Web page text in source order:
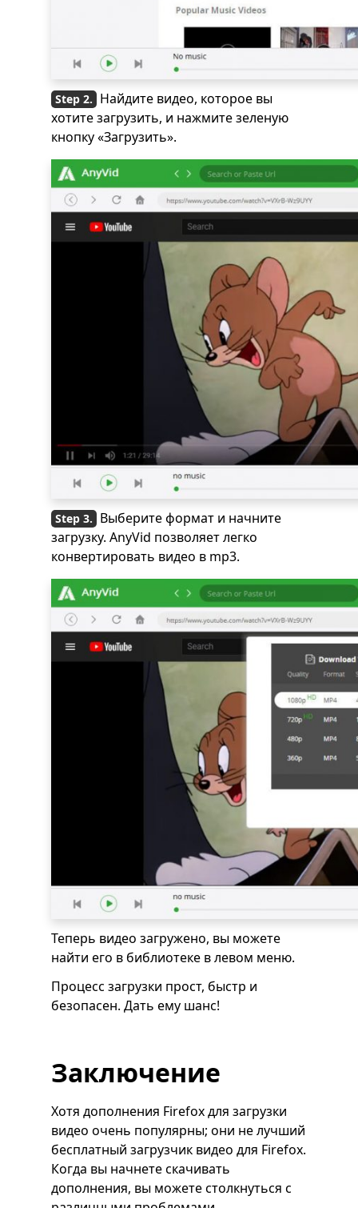
Найдите видео, которое вы
хотите загрузить, и нажмите зеленую
кнопку «Загрузить».
Выберите формат и начните
загрузку. AnyVid позволяет легко
конвертировать видео в mp3.
Теперь видео загружено, вы можете
найти его в библиотеке в левом меню.
Процесс загрузки прост, быстр и
безопасен. Дать ему шанс!
Заключение
Хотя дополнения Firefox для загрузки
видео очень популярны; они не лучший
бесплатный загрузчик видео для Firefox.
Когда вы начнете скачивать
дополнения, вы можете столкнуться с